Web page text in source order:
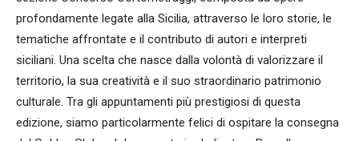
profondamente legate alla Sicilia, attraverso le loro storie, le
tematiche affrontate e il contributo di autori e interpreti
siciliani. Una scelta che nasce dalla volontà di valorizzare il
territorio, la sua creatività e il suo straordinario patrimonio
culturale. Tra gli appuntamenti più prestigiosi di questa
edizione, siamo particolarmente felici di ospitare la consegna